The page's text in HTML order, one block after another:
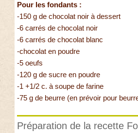
Pour les fondants :
-150 g de chocolat noir à dessert
-6 carrés de chocolat noir
-6 carrés de chocolat blanc
-chocolat en poudre
-5 oeufs
-120 g de sucre en poudre
-1 +1/2 c. à soupe de farine
-75 g de beurre (en prévoir pour
Préparation de la recette